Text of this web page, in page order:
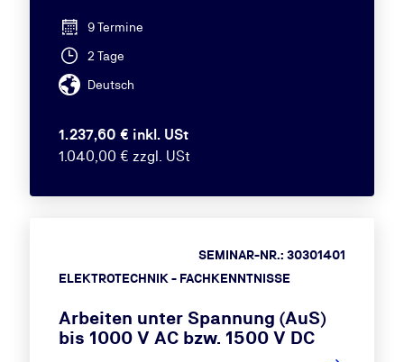
9 Termine
2 Tage
Deutsch
1.237,60 € inkl. USt
1.040,00 € zzgl. USt
ELEKTROTECHNIK - FACHKENNTNISSE
SEMINAR-NR.: 30301401
Arbeiten unter Spannung (AuS)
bis 1000 V AC bzw. 1500 V DC